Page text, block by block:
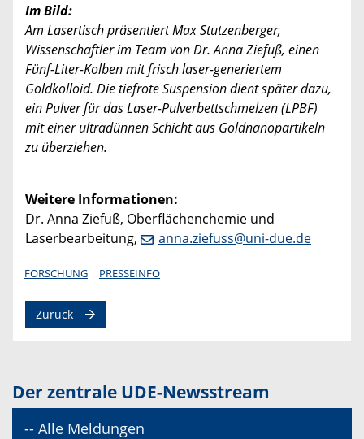
Im Bild:
Am Lasertisch präsentiert Max Stutzenberger,
Wissenschaftler im Team von Dr. Anna Ziefuß, einen
Fünf-Liter-Kolben mit frisch laser-generiertem
Goldkolloid. Die tiefrote Suspension dient später dazu,
ein Pulver für das Laser-Pulverbettschmelzen (LPBF)
mit einer ultradünnen Schicht aus Goldnanopartikeln
zu überziehen.
Weitere Informationen:
Dr. Anna Ziefuß, Oberflächenchemie und
Laserbearbeitung,
anna.ziefuss@uni-due.de
FORSCHUNG PRESSEINFO
Zurück
Der zentrale UDE-Newsstream
-- Alle Meldungen